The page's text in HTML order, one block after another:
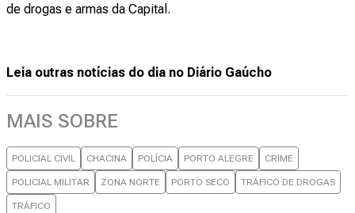
de drogas e armas da Capital.
Leia outras notícias do dia no Diário Gaúcho
MAIS SOBRE
POLICIAL CIVIL CHACINA POLÍCIA PORTO ALEGRE CRIME
POLICIAL MILITAR ZONA NORTE PORTO SECO TRÁFICO DE DROGAS
TRÁFICO